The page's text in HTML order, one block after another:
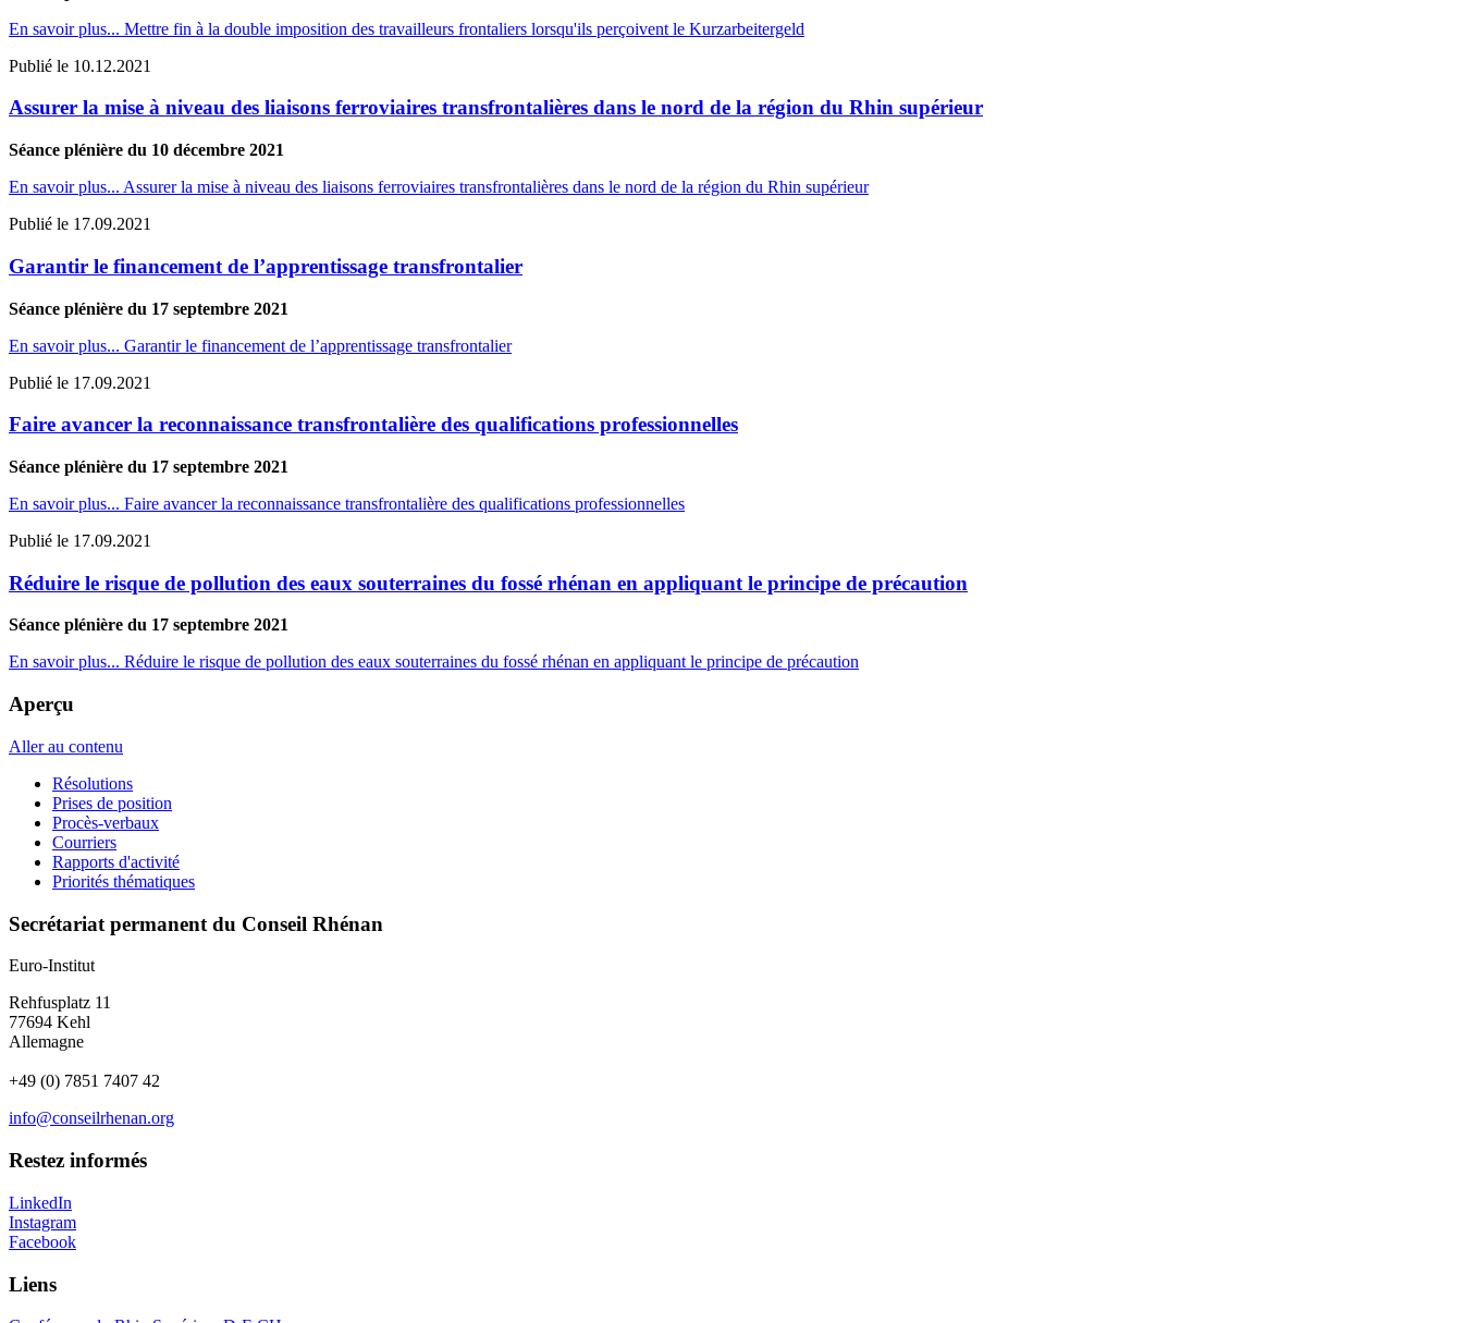
En savoir plus... Mettre fin à la double imposition des travailleurs frontaliers lorsqu'ils perçoivent le Kurzarbeitergeld
Publié le 10.12.2021
Assurer la mise à niveau des liaisons ferroviaires transfrontalières dans le nord de la région du Rhin supérieur
Séance plénière du 10 décembre 2021
En savoir plus... Assurer la mise à niveau des liaisons ferroviaires transfrontalières dans le nord de la région du Rhin supérieur
Publié le 17.09.2021
Garantir le financement de l’apprentissage transfrontalier
Séance plénière du 17 septembre 2021
En savoir plus... Garantir le financement de l’apprentissage transfrontalier
Publié le 17.09.2021
Faire avancer la reconnaissance transfrontalière des qualifications professionnelles
Séance plénière du 17 septembre 2021
En savoir plus... Faire avancer la reconnaissance transfrontalière des qualifications professionnelles
Publié le 17.09.2021
Réduire le risque de pollution des eaux souterraines du fossé rhénan en appliquant le principe de précaution
Séance plénière du 17 septembre 2021
En savoir plus... Réduire le risque de pollution des eaux souterraines du fossé rhénan en appliquant le principe de précaution
Aperçu
Aller au contenu
Résolutions
Prises de position
Procès-verbaux
Courriers
Rapports d'activité
Priorités thématiques
Secrétariat permanent du Conseil Rhénan
Euro-Institut
Rehfusplatz 11
77694 Kehl
Allemagne
+49 (0) 7851 7407 42
info@conseilrhenan.org
Restez informés
LinkedIn
Instagram
Facebook
Liens